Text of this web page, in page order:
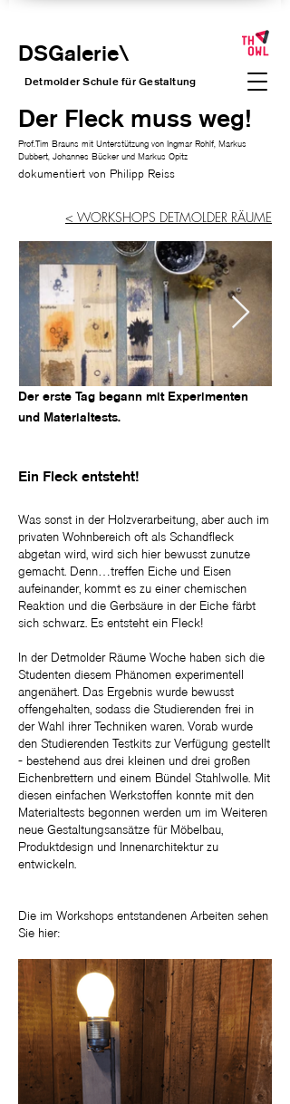
\
DSGalerie
Detmolder Schule für Gestaltung
Der Fleck muss weg!
Prof.Tim Brauns mit Unterstützung von Ingmar Rohlf, Markus
Dubbert, Johannes Bücker und Markus Opitz
dokumentiert von Philipp Reiss
< WORKSHOPS DETMOLDER RÄUME
Der erste Tag begann mit Experimenten
und Materialtests.
Ein Fleck entsteht!
Was sonst in der Holzverarbeitung, aber auch im
privaten Wohnbereich oft als Schandfleck
abgetan wird, wird sich hier bewusst zunutze
gemacht. Denn…treffen Eiche und Eisen
aufeinander, kommt es zu einer chemischen
Reaktion und die Gerbsäure in der Eiche färbt
sich schwarz. Es entsteht ein Fleck!
In der Detmolder Räume Woche haben sich die
Studenten diesem Phänomen experimentell
angenähert. Das Ergebnis wurde bewusst
offengehalten, sodass die Studierenden frei in
der Wahl ihrer Techniken waren. Vorab wurde
den Studierenden Testkits zur Verfügung gestellt
- bestehend aus drei kleinen und drei großen
Eichenbrettern und einem Bündel Stahlwolle. Mit
diesen einfachen Werkstoffen konnte mit den
Materialtests begonnen werden um im Weiteren
neue Gestaltungsansätze für Möbelbau,
Produktdesign und Innenarchitektur zu
entwickeln.
Die im Workshops entstandenen Arbeiten sehen
Sie hier: